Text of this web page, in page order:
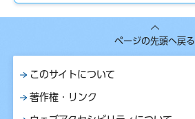
ページの先頭へ戻る
このサイトについて
著作権・リンク